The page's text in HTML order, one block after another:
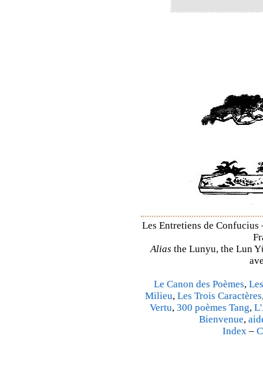
Les Entretiens de
Alias the Lunyu, the Lun
Le Canon des Poèmes,
Milieu, Les Trois Caractères
Vertu, 300 poèmes Tang,
Bienvenue,
Index –